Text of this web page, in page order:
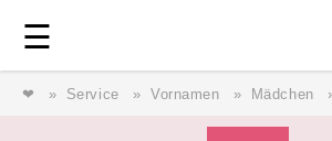
☰
❤ Service Vornamen Mädchen